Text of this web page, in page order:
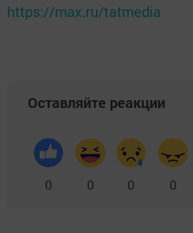
https://max.ru/tatmedia
Оставляйте реакции
0 0 0 0